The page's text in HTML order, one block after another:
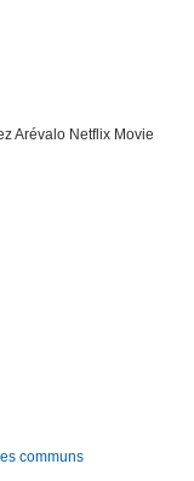
Arévalo Netflix Movie
communs